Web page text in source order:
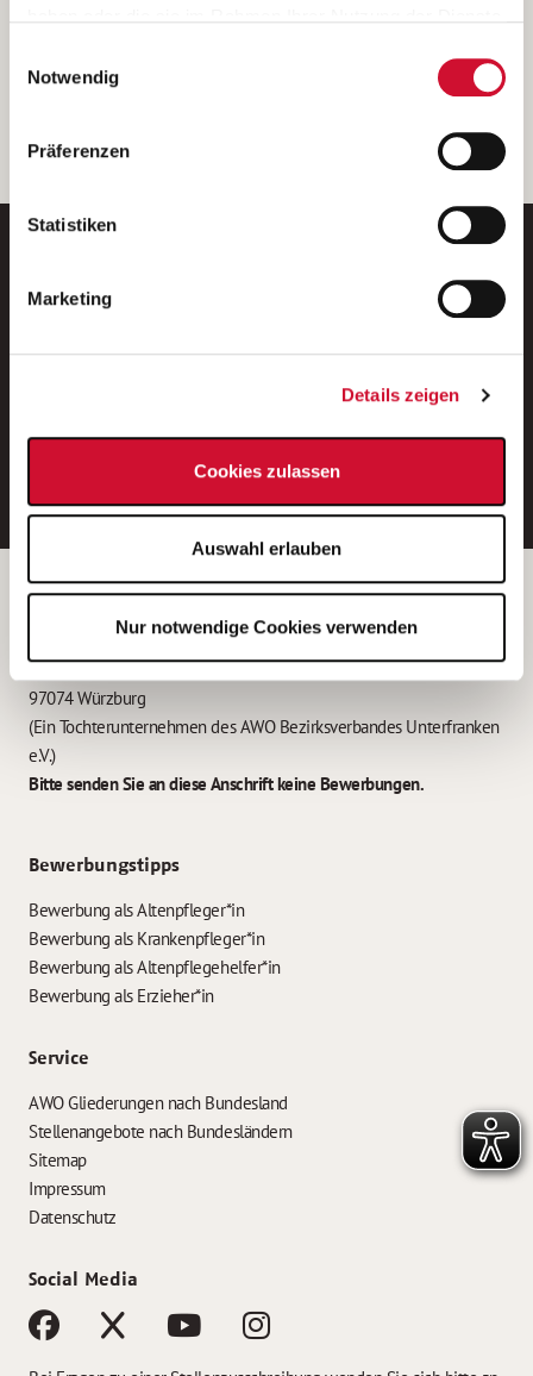
Wenn Sie auf „Cookies zulassen“ klicken, so stimmen
Sie der Speicherung sämtlicher Cookies zu. Sie können
Ihre Einwilligung selbstverständlich jederzeit widerrufen,
indem Sie die Cookie-Einstellungen aufrufen und diese
unserer
Notwendig
Präferenzen
Statistiken
Marketing
Details zeigen
Cookies zulassen
Auswahl erlauben
Nur notwendige Cookies verwenden
Weitere Details können Sie der
entnehmen.
E-Mail-Adresse eintragen
Betreiber der Webseite
Garitz Bewirtschaftungsbetriebe GmbH
Kantstraße 45a
97074 Würzburg
(Ein Tochterunternehmen des AWO Bezirksverbandes Unterfranken
e.V.)
Bitte senden Sie an diese Anschrift keine Bewerbungen.
Bewerbungstipps
Bewerbung als Altenpfleger*in
Bewerbung als Krankenpfleger*in
Bewerbung als Altenpflegehelfer*in
Bewerbung als Erzieher*in
Service
AWO Gliederungen nach Bundesland
Stellenangebote nach Bundesländern
Sitemap
Impressum
Datenschutz
Social Media